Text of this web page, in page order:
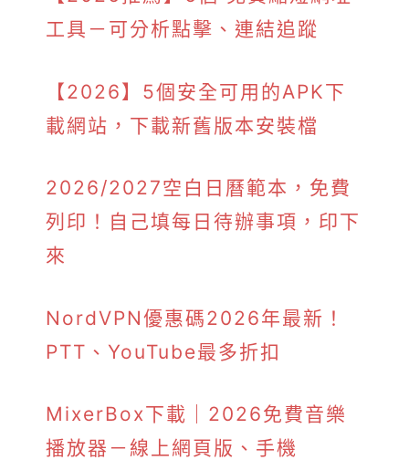
工具－可分析點擊、連結追蹤
【2026】5個安全可用的APK下
載網站，下載新舊版本安裝檔
2026/2027空白日曆範本，免費
列印！自己填每日待辦事項，印下
來
NordVPN優惠碼2026年最新！
PTT、YouTube最多折扣
MixerBox下載｜2026免費音樂
播放器－線上網頁版、手機